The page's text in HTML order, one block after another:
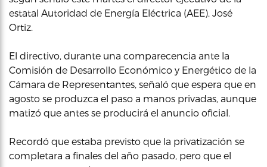
estatal Autoridad de Energía Eléctrica (AEE), José
Ortiz.
El directivo, durante una comparecencia ante la
Comisión de Desarrollo Económico y Energético de la
Cámara de Representantes, señaló que espera que en
agosto se produzca el paso a manos privadas, aunque
matizó que antes se producirá el anuncio oficial.
Recordó que estaba previsto que la privatización se
completara a finales del año pasado, pero que el